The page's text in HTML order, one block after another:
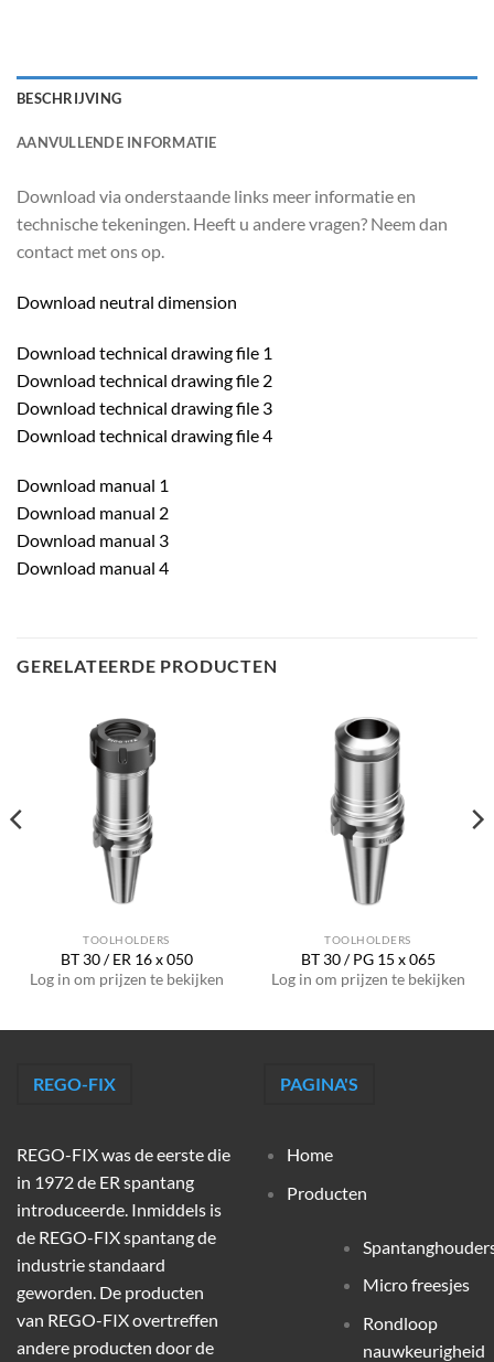
BESCHRIJVING
AANVULLENDE INFORMATIE
Download via onderstaande links meer informatie en
technische tekeningen. Heeft u andere vragen? Neem dan
contact met ons op.
Download neutral dimension
Download technical drawing file 1
Download technical drawing file 2
Download technical drawing file 3
Download technical drawing file 4
Download manual 1
Download manual 2
Download manual 3
Download manual 4
GERELATEERDE PRODUCTEN
TOOLHOLDERS
BT 30 / ER 16 x 050
Log in om prijzen te bekijken
TOOLHOLDERS
BT 30 / PG 15 x 065
Log in om prijzen te bekijken
REGO-FIX
REGO-FIX was de eerste die
in 1972 de ER spantang
introduceerde. Inmiddels is
de REGO-FIX spantang de
industrie standaard
geworden. De producten
van REGO-FIX overtreffen
andere producten door de
PAGINA'S
Home
Producten
Micro freesjes
Rondloop
nauwkeurigheid